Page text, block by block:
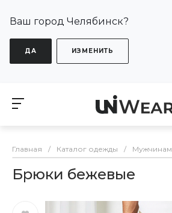
Ваш город Челябинск?
ДА ИЗМЕНИТЬ
Главная / Каталог одежды / Мужчинам
Брюки бежевые